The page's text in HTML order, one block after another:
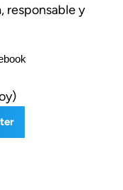
responsable y